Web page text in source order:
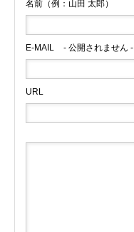
名前（例：山田 太郎）
E-MAIL - 公開されません -
URL